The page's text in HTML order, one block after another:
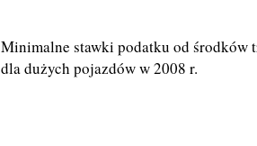
Minimalne stawki podatku od środków
dla dużych pojazdów w 2008 r.